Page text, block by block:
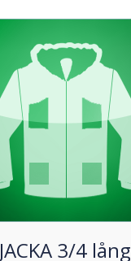
JACKA 3/4 lång